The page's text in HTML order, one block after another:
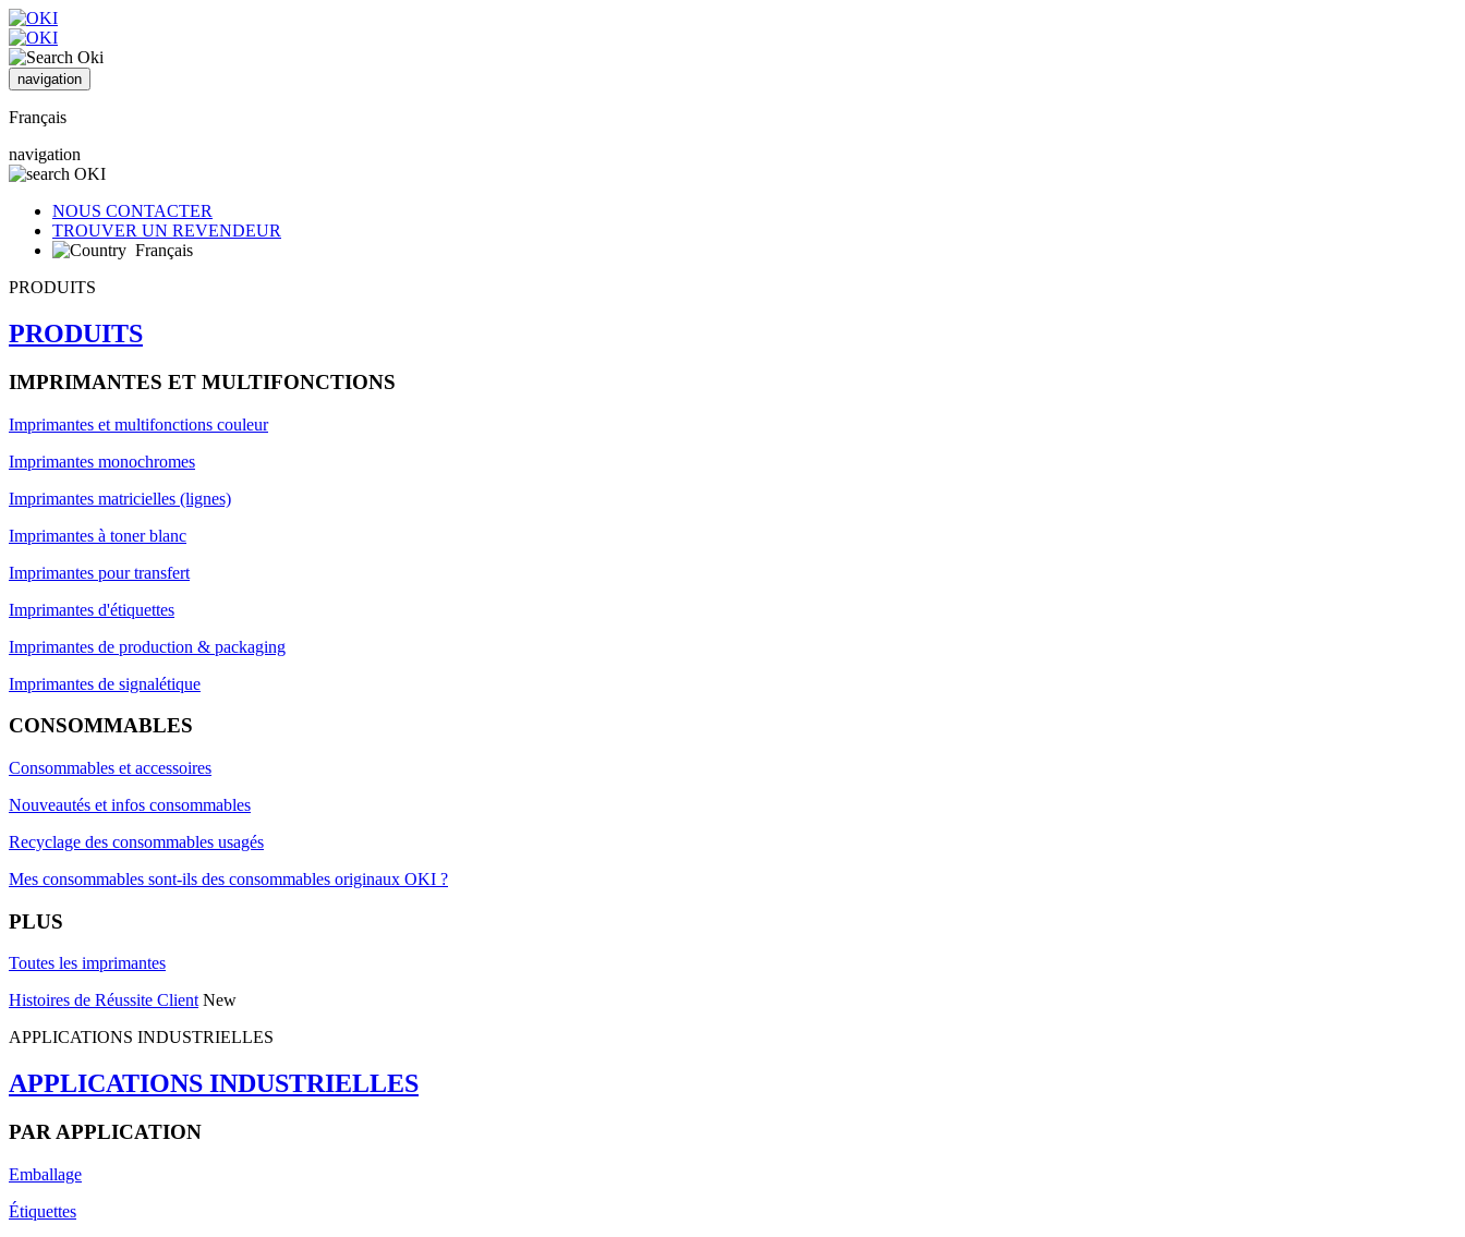
navigation
Français
navigation
NOUS CONTACTER
TROUVER UN REVENDEUR
Français
PRODUITS
PRODUITS
IMPRIMANTES ET MULTIFONCTIONS
Imprimantes et multifonctions couleur
Imprimantes monochromes
Imprimantes matricielles (lignes)
Imprimantes à toner blanc
Imprimantes pour transfert
Imprimantes d'étiquettes
Imprimantes de production & packaging
Imprimantes de signalétique
CONSOMMABLES
Consommables et accessoires
Nouveautés et infos consommables
Recyclage des consommables usagés
Mes consommables sont-ils des consommables originaux OKI ?
PLUS
Toutes les imprimantes
Histoires de Réussite Client New
APPLICATIONS INDUSTRIELLES
APPLICATIONS INDUSTRIELLES
PAR APPLICATION
Emballage
Étiquettes